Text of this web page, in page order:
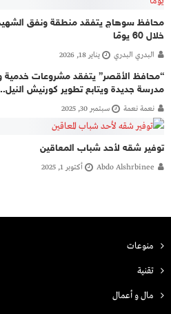
محافظ سوهاج يتفقد منطقة ونفق الشهيد
خلال 60 يومًا
البدري البدري يناير 18, 2026
“محافظ الأقصر” يتفقد مشروعات خدمية
مدرسة جديدة ويتابع تطوير كورنيش
نعمة نعمة سبتمبر 30, 2025
توفير شقه لأحد شباب المعاقين
Abdo Alshrbinee أكتوبر 1, 2025
منوعات
تقنية
مال و أعمال